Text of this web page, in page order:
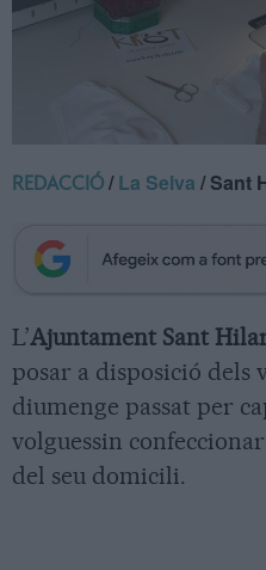
REDACCIÓ /La Selva / Sant
L’Ajuntament Sant
posar a disposició dels
diumenge passat per
volguessin confeccionar
del seu domicili.